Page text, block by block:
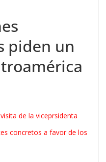
piden un
de la viceprsidenta
concretos a favor de los